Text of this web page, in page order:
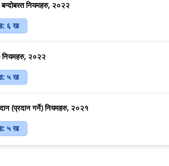
नियमहरु, २०२२
६ ख
नियमहरु, २०२२
५ ख
(प्रदान गर्ने) नियमहरु, २०२१
५ ख